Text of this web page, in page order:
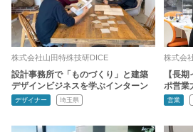
株式会社山田特殊技研DICE
設計事務所で「ものづくり」と建築
デザインビジネスを学ぶインターン
デザイナー 埼玉県
株式会
【長
ポ営業
営業